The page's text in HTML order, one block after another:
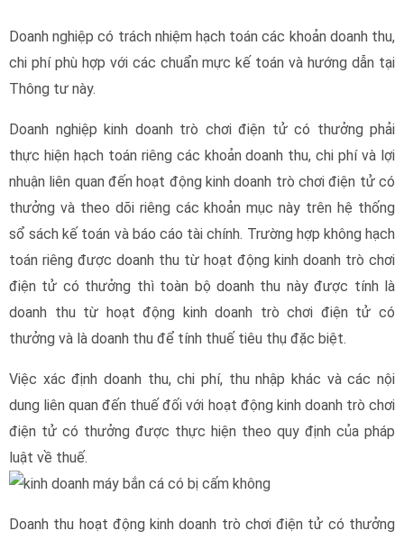
Doanh nghiệp có trách nhiệm hạch toán các khoản doanh thu,
chi phí phù hợp với các chuẩn mực kế toán và hướng dẫn tại
Thông tư này.
Doanh nghiệp kinh doanh trò chơi điện tử có thưởng phải
thực hiện hạch toán riêng các khoản doanh thu, chi phí và lợi
nhuận liên quan đến hoạt động kinh doanh trò chơi điện tử có
thưởng và theo dõi riêng các khoản mục này trên hệ thống
sổ sách kế toán và báo cáo tài chính. Trường hợp không hạch
toán riêng được doanh thu từ hoạt động kinh doanh trò chơi
điện tử có thưởng thì toàn bộ doanh thu này được tính là
doanh thu từ hoạt động kinh doanh trò chơi điện tử có
thưởng và là doanh thu để tính thuế tiêu thụ đặc biệt.
Việc xác định doanh thu, chi phí, thu nhập khác và các nội
dung liên quan đến thuế đối với hoạt động kinh doanh trò chơi
điện tử có thưởng được thực hiện theo quy định của pháp
luật về thuế.
Doanh thu hoạt động kinh doanh trò chơi điện tử có thưởng